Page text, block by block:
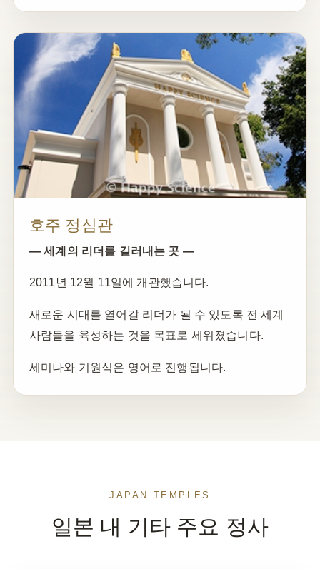
호주 정심관
— 세계의 리더를 길러내는 곳 —
2011년 12월 11일에 개관했습니다.
새로운 시대를 열어갈 리더가 될 수 있도록 전 세계
사람들을 육성하는 것을 목표로 세워졌습니다.
세미나와 기원식은 영어로 진행됩니다.
JAPAN TEMPLES
일본 내 기타 주요 정사